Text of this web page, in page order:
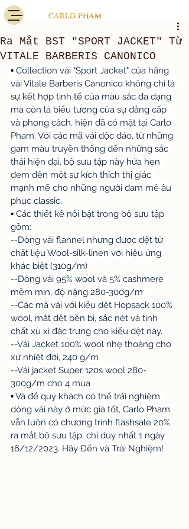
Ra Mắt BST "SPORT JACKET" Từ
VITALE BARBERIS CANONICO
▪️ Collection vải "Sport Jacket" của hãng
vải Vitale Barberis Canonico không chỉ là
sự kết hợp tinh tế của màu sắc đa dạng
mà còn là biểu tượng của sự đẳng cấp
và phong cách, hiện đã có mặt tại Carlo
Pham. Với các mã vải độc đáo, từ những
gam màu truyền thống đến những sắc
thái hiện đại, bộ sưu tập này hứa hẹn
đem đến một sự kích thích thị giác
mạnh mẽ cho những người đam mê âu
phục classic.
▪️ Các thiết kế nổi bật trong bộ sưu tập
gồm:
--Dòng vải flannel nhưng được dệt từ
chất liệu Wool-silk-linen với hiệu ứng
khác biệt (310g/m)
--Dòng vải 95% wool và 5% cashmere
mềm mịn, độ nặng 280-300g/m
--Các mã vải với kiểu dệt Hopsack 100%
wool, mắt dệt bền bỉ, sắc nét và tính
chất xù xì đặc trưng cho kiểu dệt này.
--Vải Jacket 100% wool nhẹ thoáng cho
xứ nhiệt đới, 240 g/m
--Vải jacket Super 120s wool 280-
300g/m cho 4 mùa
▪️ Và để quý khách có thể trải nghiệm
dòng vải này ở mức giá tốt, Carlo Pham
vẫn luôn có chương trình flashsale 20%
ra mắt bộ sưu tập, chỉ duy nhất 1 ngày
16/12/2023. Hãy Đến và Trải Nghiệm!